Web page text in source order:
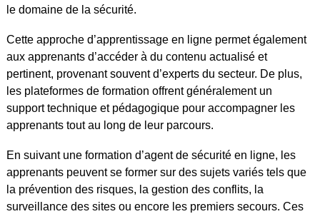
le domaine de la sécurité.
Cette approche d’apprentissage en ligne permet également
aux apprenants d’accéder à du contenu actualisé et
pertinent, provenant souvent d’experts du secteur. De plus,
les plateformes de formation offrent généralement un
support technique et pédagogique pour accompagner les
apprenants tout au long de leur parcours.
En suivant une formation d’agent de sécurité en ligne, les
apprenants peuvent se former sur des sujets variés tels que
la prévention des risques, la gestion des conflits, la
surveillance des sites ou encore les premiers secours. Ces